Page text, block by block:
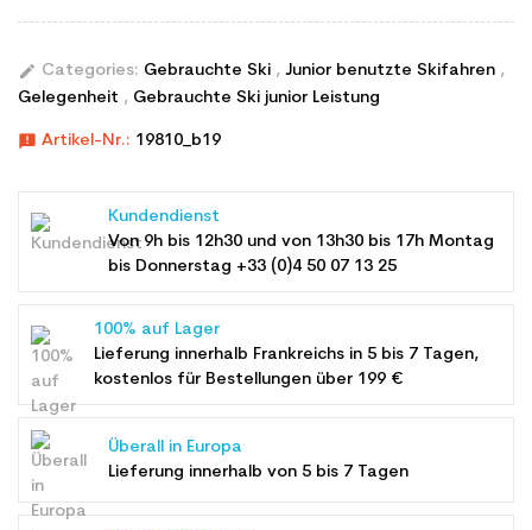
edit Categories: Gebrauchte Ski , Junior benutzte Skifahren ,
Gelegenheit , Gebrauchte Ski junior Leistung
announcement Artikel-Nr.: 19810_b19
Kundendienst
Von 9h bis 12h30 und von 13h30 bis 17h Montag
bis Donnerstag +33 (0)4 50 07 13 25
100% auf Lager
Lieferung innerhalb Frankreichs in 5 bis 7 Tagen,
kostenlos für Bestellungen über 199 €
Überall in Europa
Lieferung innerhalb von 5 bis 7 Tagen